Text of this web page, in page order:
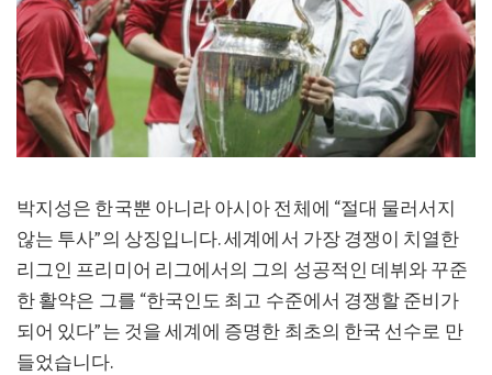
박지성은 한국뿐 아니라 아시아 전체에 “절대 물러서지
않는 투사”의 상징입니다. 세계에서 가장 경쟁이 치열한
리그인 프리미어 리그에서의 그의 성공적인 데뷔와 꾸준
한 활약은 그를 “한국인도 최고 수준에서 경쟁할 준비가
되어 있다”는 것을 세계에 증명한 최초의 한국 선수로 만
들었습니다.